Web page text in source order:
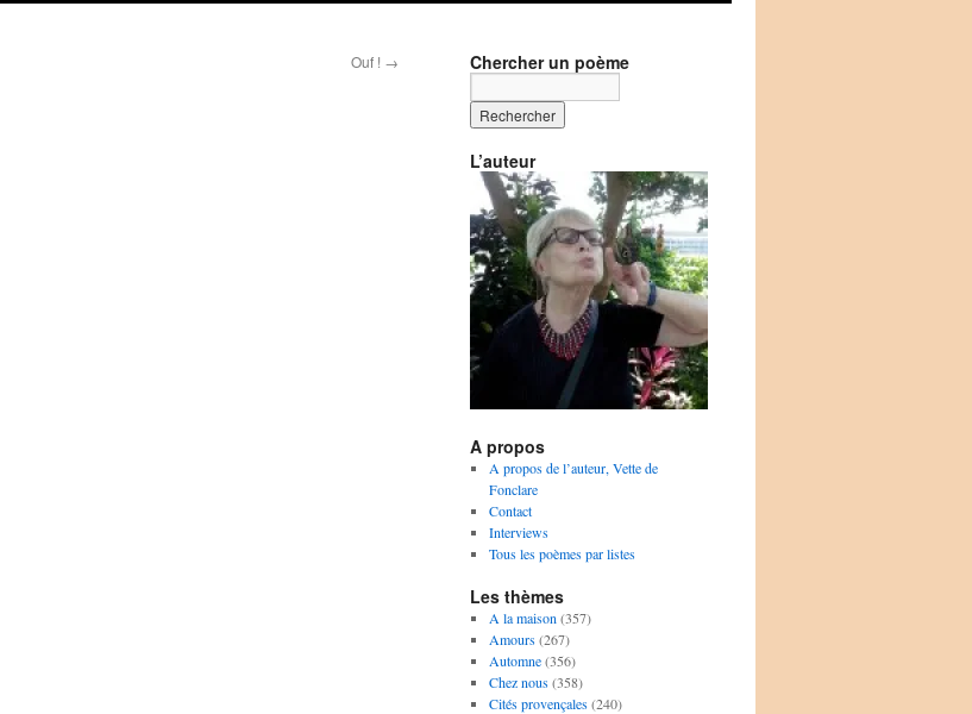
Ouf ! → Chercher un poème
L’auteur
A propos
A propos de l’auteur, Vette de
Fonclare
Contact
Interviews
Tous les poèmes par listes
Les thèmes
A la maison (357)
Amours(267)
Automne(356)
Chez nous(358)
Cités provençales(240)